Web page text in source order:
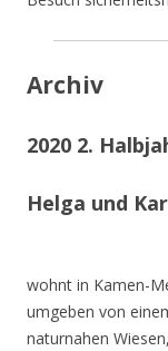
Archiv
2020 2.
Helga und
wohnt in Kamen-
umgeben von
naturnahen